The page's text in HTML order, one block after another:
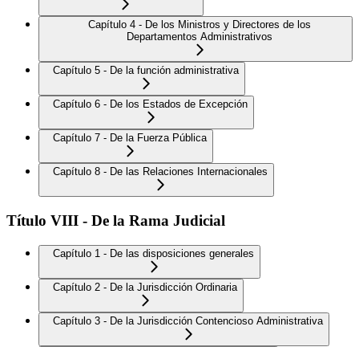
Capítulo 4 - De los Ministros y Directores de los
Departamentos Administrativos
Capítulo 5 - De la función administrativa
Capítulo 6 - De los Estados de Excepción
Capítulo 7 - De la Fuerza Pública
Capítulo 8 - De las Relaciones Internacionales
Título VIII - De la Rama Judicial
Capítulo 1 - De las disposiciones generales
Capítulo 2 - De la Jurisdicción Ordinaria
Capítulo 3 - De la Jurisdicción Contencioso Administrativa